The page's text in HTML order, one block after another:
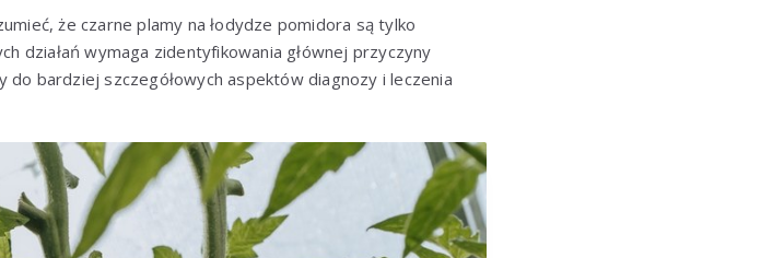
że czarne plamy na łodydze pomidora są tylko
działań wymaga zidentyfikowania głównej przyczyny
do bardziej szczegółowych aspektów diagnozy i leczenia